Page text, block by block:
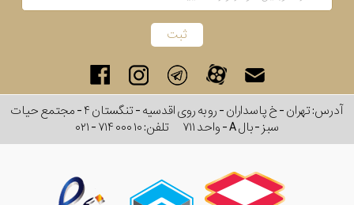
بکار
ساعت
آدرس: تهران - خ پاسداران - رو به روی اقدسیه - تنگستان ۴ - مجتمع حیات
سبز - بال A - واحد ۷۱۱
تلفن:۰۲۱ - ۷۱۴ ۰۰۰ ۱۰